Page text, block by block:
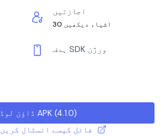
اجازتیں
30 اشیاء دیکھیں
ہدف SDK ورژن
ڈاؤن لوڈ APK (4.1.0)
XAPK / APK فائل کیسے انسٹال کریں